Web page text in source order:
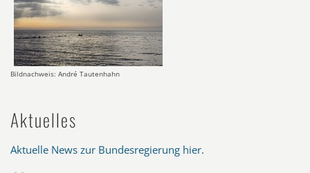
Bildnachweis: André Tautenhahn
Aktuelles
Aktuelle News zur Bundesregierung hier.